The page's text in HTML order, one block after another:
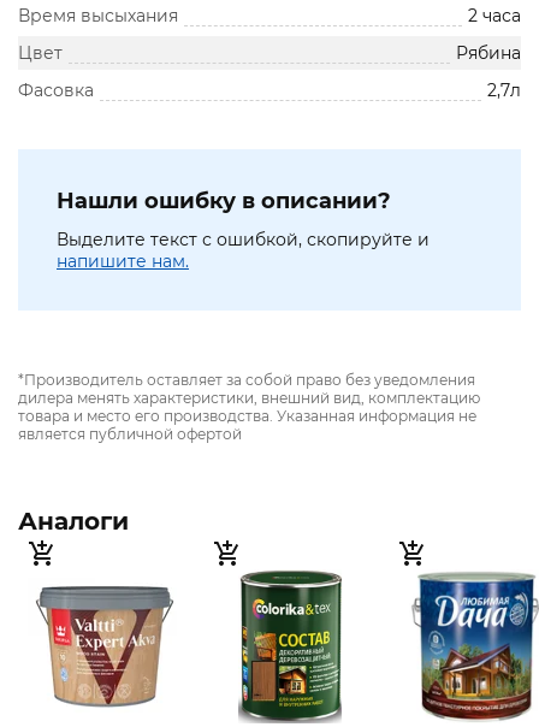
Время высыхания
2 часа
Цвет
Рябина
Фасовка
2,7л
Нашли ошибку в описании?
Выделите текст с ошибкой, скопируйте и
напишите нам.
*Производитель оставляет за собой право без уведомления
дилера менять характеристики, внешний вид, комплектацию
товара и место его производства. Указанная информация не
является публичной офертой
Аналоги